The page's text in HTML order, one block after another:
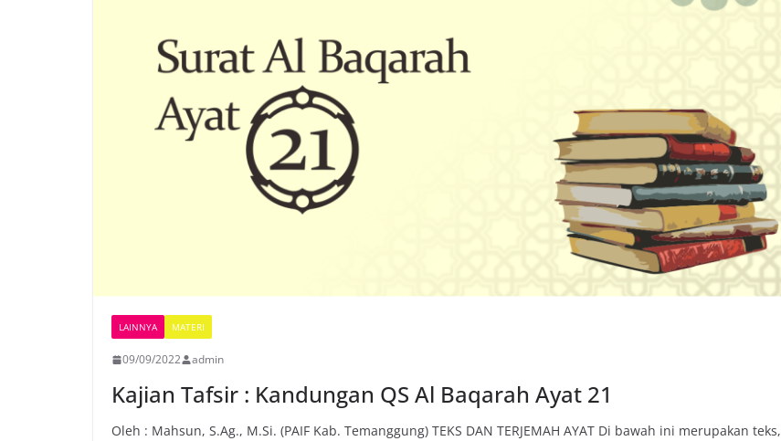
LAINNYA MATERI
09/09/2022 admin
Kajian Tafsir : Kandungan QS Al Baqarah Ayat 21
Oleh : Mahsun, S.Ag., M.Si. (PAIF Kab. Temanggung) TEKS DAN TERJEMAH AYAT Di bawah ini merupakan teks,